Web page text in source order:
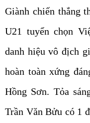
Giành chiến thắng
U21 tuyển chọn
danh hiệu vô địch
hoàn toàn xứng
Hồng Sơn. Tỏa
Trần Văn Bửu có 1